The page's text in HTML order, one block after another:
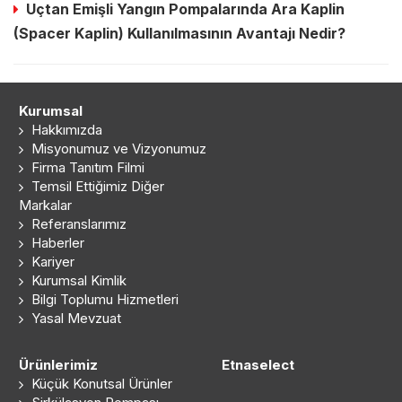
Uçtan Emişli Yangın Pompalarında Ara Kaplin
(Spacer Kaplin) Kullanılmasının Avantajı Nedir?
Kurumsal
Hakkımızda
Misyonumuz ve Vizyonumuz
Firma Tanıtım Filmi
Temsil Ettiğimiz Diğer
Markalar
Referanslarımız
Haberler
Kariyer
Kurumsal Kimlik
Bilgi Toplumu Hizmetleri
Yasal Mevzuat
Ürünlerimiz
Küçük Konutsal Ürünler
Etnaselect